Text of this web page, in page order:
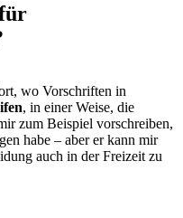
wo Vorschriften in
, in einer Weise, die
zum Beispiel vorschreiben,
habe – aber er kann mir
auch in der Freizeit zu